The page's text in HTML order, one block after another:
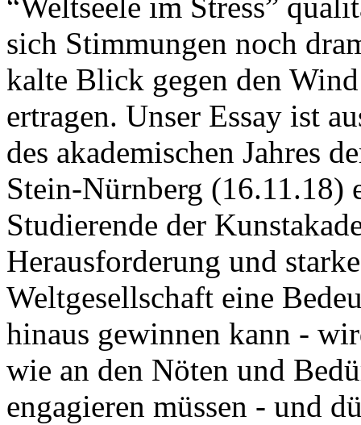
“Weltseele im Stress”
sich Stimmungen noch
kalte Blick gegen den
ertragen. Unser Essay ist
des akademischen Jahres
Stein-Nürnberg (16.11.18)
Studierende der
Herausforderung und
Weltgesellschaft eine
hinaus gewinnen kann -
wie an den Nöten und
engagieren müssen - und